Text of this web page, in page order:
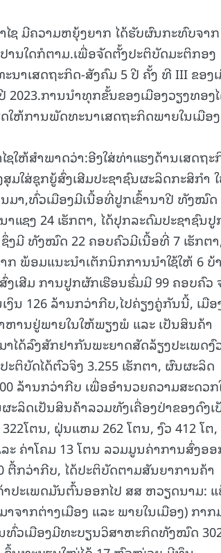
ໄຊ ມີຄວາມຫຍຸ້ງຍາກ ໄດ້ຮັບຜົນກະທົບຈາກ
ານໃດກໍຕາມ.ເພື່ອຈັດຕັ້ງປະຕິບັດມະຕິກອງ
າເສດຖະກິດ-ສັງຄົມ 5 ປີ ຄັ້ງ ທີ III ຂອງ
ການນໍາທຸກຂັ້ນຂອງເມືອງວຽງທອງ
ຫ້ການພັດທະນາເສດຖະກິດພາຍໃນເມືອ
ໃຫ້ສໍາພາດວ່າ:ອີງໃສ່ທ່າແຮງດ້ານເສດຖະ
ມໃສ່ຊຸກຍູ້ສົ່ງເສີມປະຊາຊົນຜະລິດກະສິກໍາ
ມາ,ທົ່ວເມືອງມີເນື້ອທີ່ປູກເຂົ້ານາປີ ທັງໝົດ
າແຊງ 24 ເຮັກຕາ, ໄດ້ປຸກລະດົມປະຊາຊົນປູ
ມີ ທັງໝົດ 22 ຄອບຄົວມີເນື້ອທີ່ 7 ເຮັກຕ
ກ ພ້ອມແນະນໍາເຕັກນິກການນໍາໃຊ້ໃຫ້ 6 ບ້
ເສີມ ການປູກຜັກເຮືອນຮົ່ມມີ 99 ຄອບຄົວ
ງິນ 126 ລ້ານກວ່າກີບ,ໄປຄ່ຽງຄູ່ກັນນີ້, ເມືອ
ານຢູ່ພາຍໃນໃຫ້ພຽງພໍ ແລະ ເປັນສິນຄ້າ
ໄດ້ລົງສັກຢາກັນພະຍາດສັດລ້ຽງປະເພດງົ
ຕິບັດໄດ້ຕົວຈິງ 3.255 ເຮັກຕາ, ຜົນຜະລິດ
ລ້ານກວ່າກີບ ເພື່ອອໍານວຍຄວາມສະດວ
ະລິດເປັນສິນຄ້າລວມທັງເຄື່ອງປ່າຂອງດົງເ
ໂຕນ, ຝຸ່ນແຫມ 262 ໂຕນ, ງົວ 412 ໂຕ,
ະ ຄ່າໂຄມ 13 ໂຕນ ລວມມູນຄ່າການສົ່ງອ
ຕື້ກວ່າກີບ, ໄດ້ປະຕິບັດຕາມສັນຍາການຄ້າ
ປະເພດມັນຕົ້ນອອກໄປ ສສ ຫວຽດນາມ: ແ
ຈາກຕ່າງເມືອງ ແລະ ພາຍໃນເມືອງ) ກາກ
ທົ່ວເມືອງມີທະບຽນວິສາຫະກິດທັງໝົດ
08-2026) 15.039(06-08-